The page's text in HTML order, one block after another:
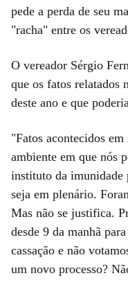
pede a perda de seu
"racha" entre os
O vereador Sérgio
que os fatos relatados
deste ano e que
"Fatos acontecidos
ambiente em que nós
instituto da imunidade
seja em plenário.
Mas não se justifica.
desde 9 da manhã
cassação e não
um novo processo?